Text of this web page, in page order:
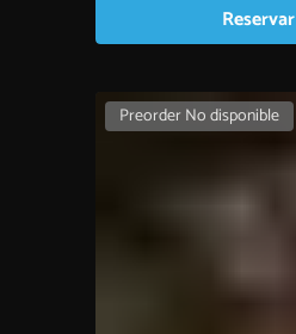
Reservar
Preorder No disponible